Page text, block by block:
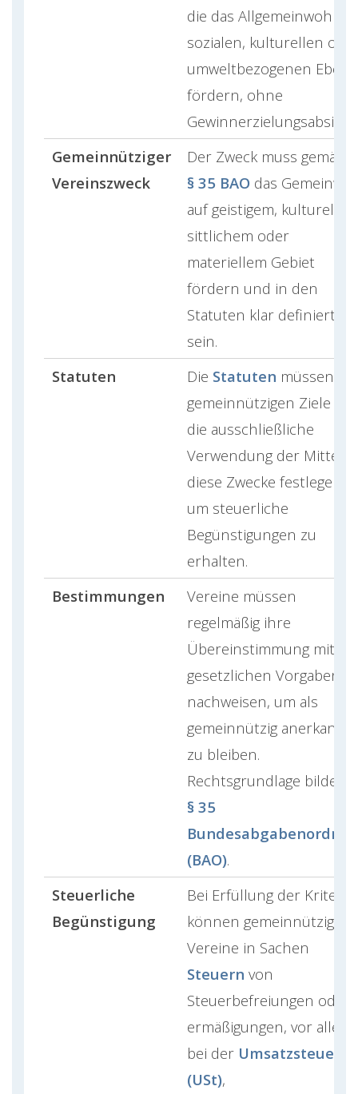
die das Allgemeinwohl
sozialen, kulturellen
umweltbezogenen
fördern, ohne
Gewinnerzielungsabsicht.
Gemeinnütziger
Vereinszweck
Der Zweck muss gemäß
§ 35 BAO das
auf geistigem,
sittlichem oder
materiellem Gebiet
fördern und in den
Statuten klar definiert
sein.
Statuten
Die Statuten müssen die
gemeinnützigen Ziele
die ausschließliche
Verwendung der Mittel
diese Zwecke festlegen,
um steuerliche
Begünstigungen zu
erhalten.
Bestimmungen
Vereine müssen
regelmäßig ihre
Übereinstimmung mit
gesetzlichen Vorgaben
nachweisen, um als
gemeinnützig anerkannt
zu bleiben.
Rechtsgrundlage bildet
§ 35
(BAO).
Steuerliche
Begünstigung
Bei Erfüllung der
können gemeinnützige
Vereine in Sachen
Steuern von
Steuerbefreiungen oder -
ermäßigungen, vor allem
bei der Umsatzsteuer
(USt),